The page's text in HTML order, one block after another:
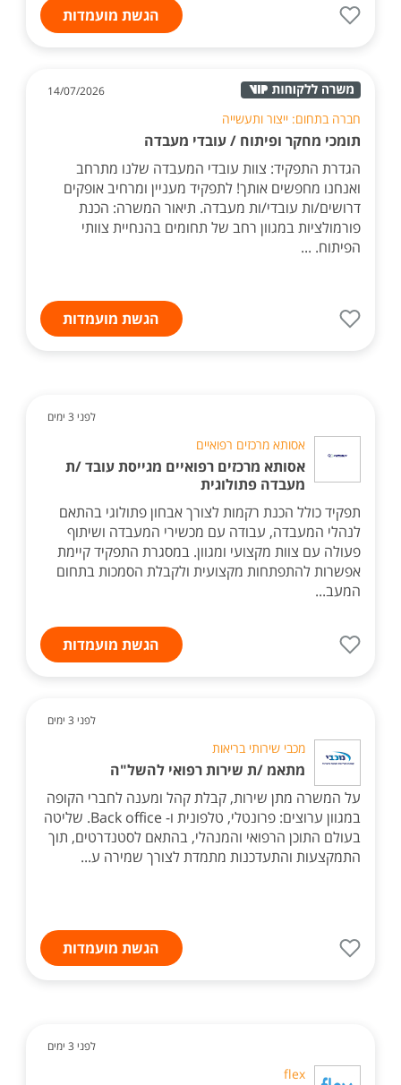
הגשת מועמדות
14/07/2026
חברה בתחום: ייצור ותעשייה
תומכי מחקר ופיתוח / עובדי מעבדה
הגדרת התפקיד: צוות עובדי המעבדה שלנו מתרחב
ואנחנו מחפשים אותך! לתפקיד מעניין ומרחיב אופקים
דרושים/ות עובדי/ות מעבדה. תיאור המשרה: הכנת
פורמולציות במגוון רחב של תחומים בהנחיית צוותי
הפיתוח. ...
הגשת מועמדות
לפני 3 ימים
אסותא מרכזים רפואיים
אסותא מרכזים רפואיים מגייסת עובד /ת
מעבדה פתולוגית
תפקיד כולל הכנת רקמות לצורך אבחון פתולוגי בהתאם
לנהלי המעבדה, עבודה עם מכשירי המעבדה ושיתוף
פעולה עם צוות מקצועי ומגוון. במסגרת התפקיד קיימת
אפשרות להתפתחות מקצועית ולקבלת הסמכות בתחום
המעב...
הגשת מועמדות
לפני 3 ימים
מכבי שירותי בריאות
מתאמ /ת שירות רפואי להשל"ה
על המשרה מתן שירות, קבלת קהל ומענה לחברי הקופה
במגוון ערוצים: פרונטלי, טלפונית ו- Back office. שליטה
בעולם התוכן הרפואי והמנהלי, בהתאם לסטנדרטים, תוך
התמקצעות והתעדכנות מתמדת לצורך שמירה ע...
הגשת מועמדות
לפני 3 ימים
flex